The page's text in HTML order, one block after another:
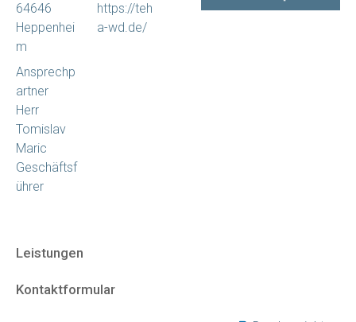
64646
Heppenhei
m
Ansprechp
artner
Herr
Tomislav
Maric
Geschäftsf
ührer
https://teh
a-wd.de/
Leistungen
Kontaktformular